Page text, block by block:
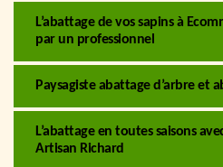
L’abattage de vos sapins à
par un professionnel
Paysagiste abattage d’arbre et
L’abattage en toutes saisons
Artisan Richard